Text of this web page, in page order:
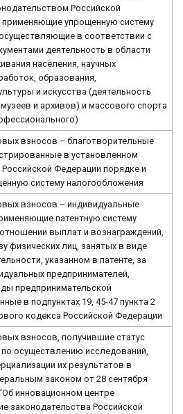
Российской
упрощенную систему
в соответствии с
деятельность в области
населения, научных
образования,
и искусства (деятельность
и архивов) и массового спорта
взносов – благотворительные
в установленном
Федерации порядке и
систему налогообложения
взносов – индивидуальные
патентную систему
выплат и вознаграждений,
физических лиц, занятых в виде
указанном в патенте, за
предпринимателей,
предпринимательской
в подпунктах 19, 45-47 пункта 2
кодекса Российской Федерации
взносов, получившие статус
осуществлению исследований,
их результатов в
законом от 28 сентября
инновационном центре
законодательства Российской